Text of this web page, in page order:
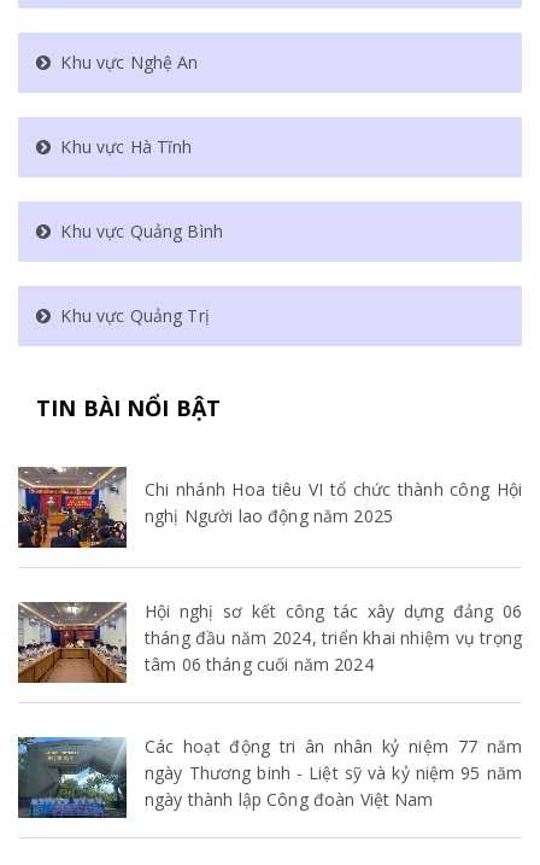
Khu vực Nghệ An
Khu vực Hà Tĩnh
Khu vực Quảng Bình
Khu vực Quảng Trị
TIN BÀI NỔI BẬT
Chi nhánh Hoa tiêu VI tổ chức thành công Hội
nghị Người lao động năm 2025
Hội nghị sơ kết công tác xây dựng đảng 06
tháng đầu năm 2024, triển khai nhiệm vụ trọng
tâm 06 tháng cuối năm 2024
Các hoạt động tri ân nhân kỷ niệm 77 năm
ngày Thương binh - Liệt sỹ và kỷ niệm 95 năm
ngày thành lập Công đoàn Việt Nam